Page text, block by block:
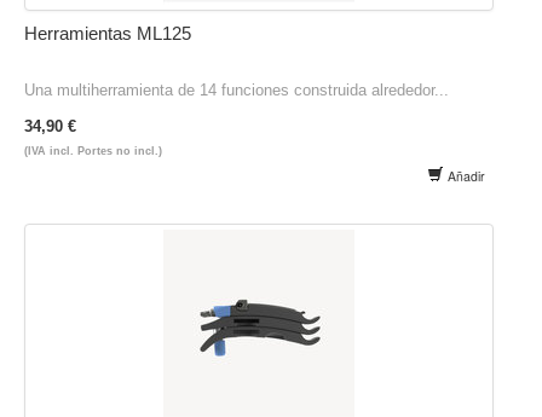
Herramientas ML125
Una multiherramienta de 14 funciones construida alrededor...
34,90 €
(IVA incl. Portes no incl.)
Añadir